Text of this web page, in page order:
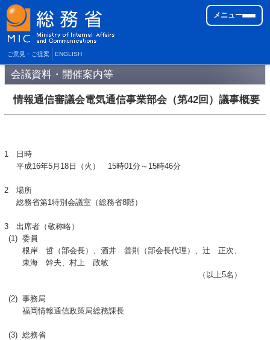
ご意見・ご提案 ENGLISH
メニュー
会議資料・開催案内等
情報通信審議会電気通信事業部会（第42回）議事概要
1日時
平成16年5月18日（火） 15時01分～15時46分
2場所
総務省第1特別会議室（総務省8階）
3出席者（敬称略）
(1) 委員
根岸 哲（部会長）、酒井 善則（部会長代理）、辻 正次、
東海 幹夫、村上 政敏
（以上5名）
(2) 事務局
福岡情報通信政策局総務課長
(3) 総務省